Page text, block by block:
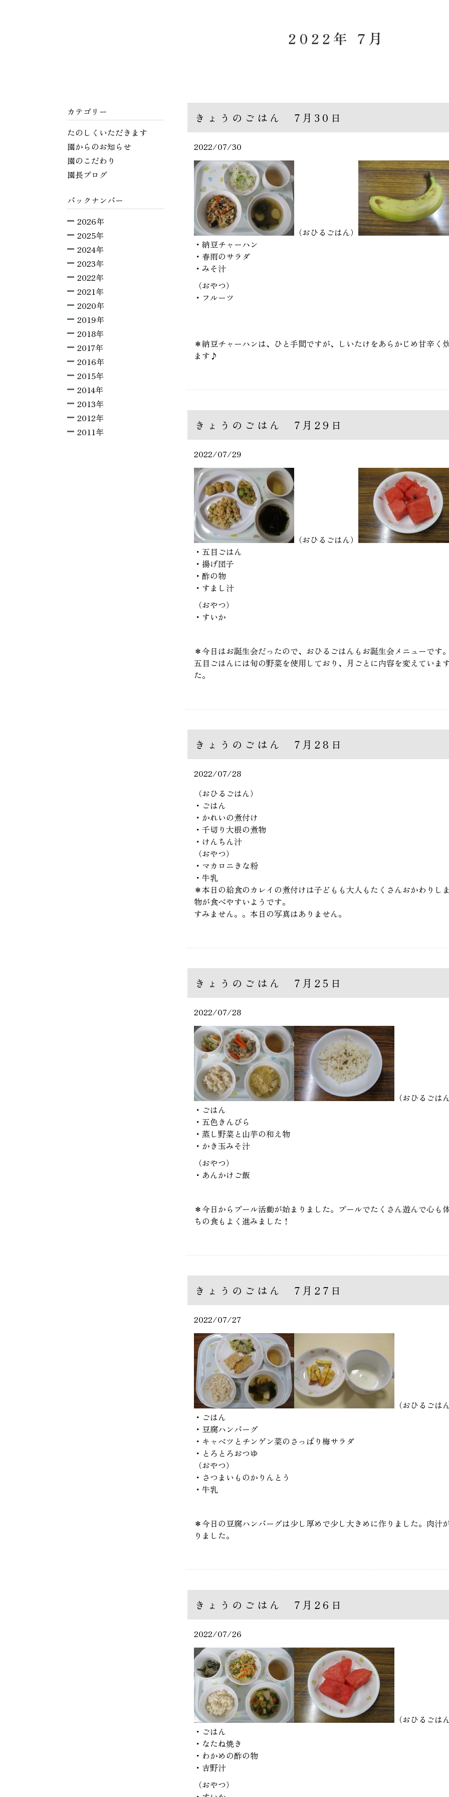
2022年 7月
きょうのごはん 7月30日
2022/07/30
（おひるごはん）
・納豆チャーハン
・春雨のサラダ
・みそ汁
（おやつ）
・フルーツ
＊納豆チャーハンは、ひと手間ですが、しいたけをあらかじめ甘辛く
ます♪
きょうのごはん 7月29日
2022/07/29
（おひるごはん）
・五目ごはん
・揚げ団子
・酢の物
・すまし汁
（おやつ）
・すいか
＊今日はお誕生会だったので、おひるごはんもお誕生会メニューです
五目ごはんには旬の野菜を使用しており、月ごとに内容を変えていま
た。
きょうのごはん 7月28日
2022/07/28
（おひるごはん）
・ごはん
・かれいの煮付け
・千切り大根の煮物
・けんちん汁
（おやつ）
・マカロニきな粉
・牛乳
＊本日の給食のカレイの煮付けは子どもも大人もたくさんおかわりし
物が食べやすいようです。
すみません。。本日の写真はありません。
きょうのごはん 7月25日
2022/07/28
（おひるごは
・ごはん
・五色きんぴら
・蒸し野菜と山芋の和え物
・かき玉みそ汁
（おやつ）
・あんかけご飯
＊今日からプール活動が始まりました。プールでたくさん遊んで心も
ちの食もよく進みました！
きょうのごはん 7月27日
2022/07/27
（おひるごは
・ごはん
・豆腐ハンバーグ
・キャベツとチンゲン菜のさっぱり梅サラダ
・とろとろおつゆ
（おやつ）
・さつまいものかりんとう
・牛乳
＊今日の豆腐ハンバーグは少し厚めで少し大きめに作りました。肉汁
りました。
きょうのごはん 7月26日
2022/07/26
（おひるごは
・ごはん
・なたね焼き
・わかめの酢の物
・吉野汁
（おやつ）
カテゴリー
たのしくいただきます
園からのお知らせ
園のこだわり
園長ブログ
バックナンバー
2026年
2025年
2024年
2023年
2022年
2021年
2020年
2019年
2018年
2017年
2016年
2015年
2014年
2013年
2012年
2011年